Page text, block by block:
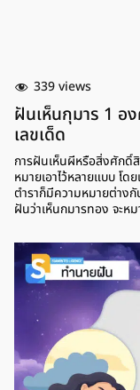
339 views
ฝันเห็นกุมาร 1 อ
เลขเด็ด
การฝันเห็นผีหรือสิ่งศักดิ์
หมายเอาไว้หลายแบบ โ
ตำราก็มีความหมายต่างกั
ฝันว่าเห็นกุมารทอง จะหม
หมายถึง การมีโชคลาภห
พิเศษจากคนที่มีผิวสองสี
กินแบ่งรัฐบาลแบบเล็กๆ
และบุญบารมี เพราะเป็น
เด็ด มีกุมารมาเล่นด้วย
ฝัน เป็นฝันที่ไม่ค่อยดี เพ
สบายใจ บางคนก็จะไม่ส
เข้ามาหลายทาง ทำให้เ
คนโสดจะเจอกับคนที่มา
หากใครมีคนรู้ใจหรือคน